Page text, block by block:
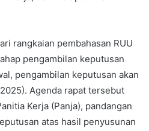
rangkaian pembahasan RUU
pengambilan keputusan
pengambilan keputusan akan
Agenda rapat tersebut
Kerja (Panja), pandangan
atas hasil penyusunan